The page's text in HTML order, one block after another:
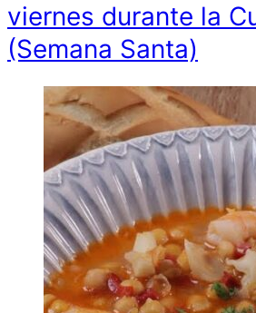
viernes durante la
(Semana Santa)